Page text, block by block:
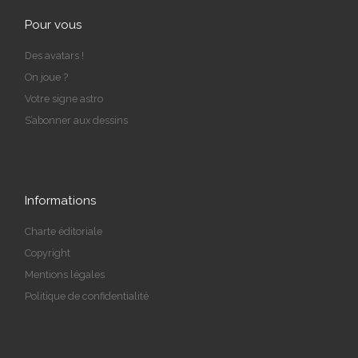
Pour vous
Des avatars !
On joue ?
Votre signe astro
S’abonner aux dessins
Informations
Charte éditoriale
Copyright
Mentions légales
Politique de confidentialité